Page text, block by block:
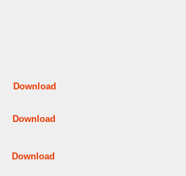
Download
Download
Download